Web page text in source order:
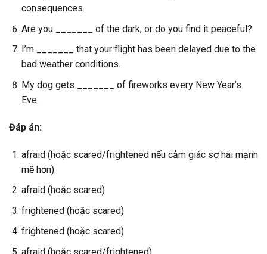
consequences.
Are you _______ of the dark, or do you find it peaceful?
I’m _______ that your flight has been delayed due to the
bad weather conditions.
My dog gets _______ of fireworks every New Year’s
Eve.
Đáp án:
afraid (hoặc scared/frightened nếu cảm giác sợ hãi mạnh
mẽ hơn)
afraid (hoặc scared)
frightened (hoặc scared)
frightened (hoặc scared)